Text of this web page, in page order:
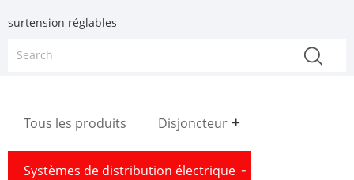
surtension réglables
Tous les produits Disjoncteur
Systèmes de distribution électrique